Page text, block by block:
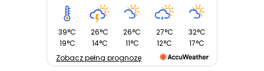
39°C
19°C
26°C
14°C
26°C
11°C
27°C
12°C
32°C
17°C
Zobacz pełną prognozę